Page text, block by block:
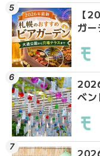
【
ガ
大
ベ